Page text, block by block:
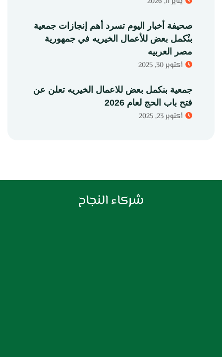
صحيفة أخبار اليوم تسرد أهم إنجازات جمعية
بنْكمل بعض للأعمال الخيريه في جمهورية
مصر العربيه
أكتوبر 30, 2025
جمعية بنكمل بعض للاعمال الخيريه تعلن عن
فتح باب الحج لعام 2026
أكتوبر 23, 2025
شركاء النجاح